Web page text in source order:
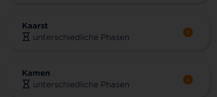
Kaarst
unterschiedliche Phasen
Kamen
unterschiedliche Phasen